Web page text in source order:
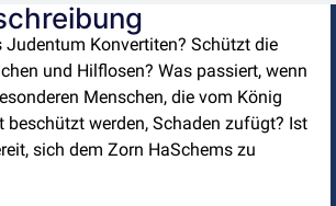
Judentum Konvertiten? Schützt die
und Hilflosen? Was passiert, wenn
Menschen, die vom König
beschützt werden, Schaden zufügt? Ist
sich dem Zorn HaSchems zu